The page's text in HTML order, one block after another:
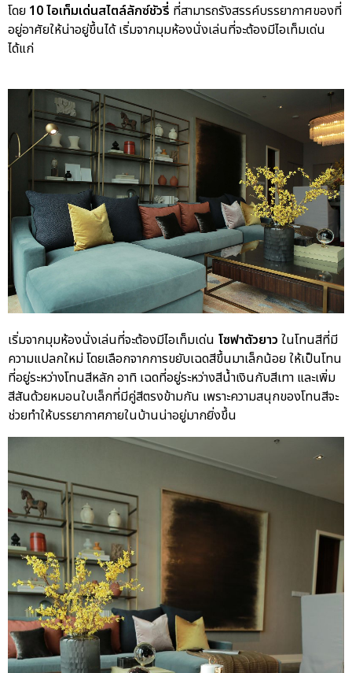
โดย 10 ไอเท็มเด่นสไตล์ลักซ์ชัวรี่ ที่สามารถรังสรรค์บรรยากาศของที่
อยู่อาศัยให้น่าอยู่ขึ้นได้ เริ่มจากมุมห้องนั่งเล่นที่จะต้องมีไอเท็มเด่น
ได้แก่
เริ่มจากมุมห้องนั่งเล่นที่จะต้องมีไอเท็มเด่น โซฟาตัวยาว ในโทนสีที่มี
ความแปลกใหม่ โดยเลือกจากการขยับเฉดสีขึ้นมาเล็กน้อย ให้เป็นโทน
ที่อยู่ระหว่างโทนสีหลัก อาทิ เฉดที่อยู่ระหว่างสีน้ำเงินกับสีเทา และเพิ่ม
สีสันด้วยหมอนใบเล็กที่มีคู่สีตรงข้ามกัน เพราะความสนุกของโทนสีจะ
ช่วยทำให้บรรยากาศภายในบ้านน่าอยู่มากยิ่งขึ้น